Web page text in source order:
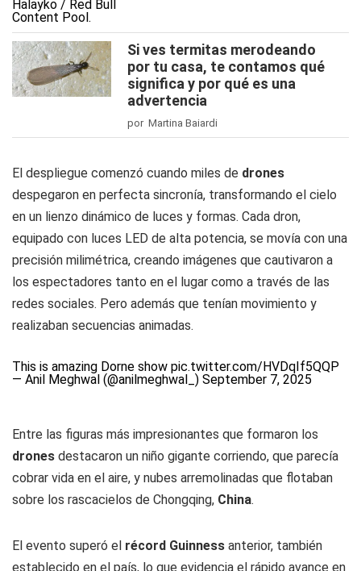
Si ves termitas merodeando
por tu casa, te contamos qué
significa y por qué es una
advertencia
por Martina Baiardi
El despliegue comenzó cuando miles de drones
despegaron en perfecta sincronía, transformando el cielo
en un lienzo dinámico de luces y formas. Cada dron,
equipado con luces LED de alta potencia, se movía con una
precisión milimétrica, creando imágenes que cautivaron a
los espectadores tanto en el lugar como a través de las
redes sociales. Pero además que tenían movimiento y
realizaban secuencias animadas.
This is amazing Dorne show pic.twitter.com/HVDqIf5QQP
— Anil Meghwal (@anilmeghwal_) September 7, 2025
Entre las figuras más impresionantes que formaron los
drones destacaron un niño gigante corriendo, que parecía
cobrar vida en el aire, y nubes arremolinadas que flotaban
sobre los rascacielos de Chongqing, China.
El evento superó el récord Guinness anterior, también
establecido en el país, lo que evidencia el rápido avance en